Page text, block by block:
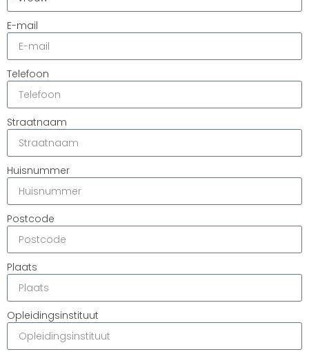
E-mail
Telefoon
Straatnaam
Huisnummer
Postcode
Plaats
Opleidingsinstituut